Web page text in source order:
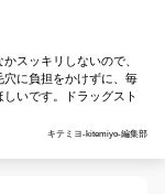
スッキリしないので、
に負担をかけずに、毎
いです。ドラッグスト
キテミヨ-kitemiyo-編集部